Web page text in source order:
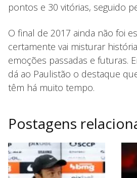
pontos e 30 vitórias, seguido
O final de 2017 ainda não foi
certamente vai misturar
emoções passadas e futuras.
dá ao Paulistão o destaque
têm há muito tempo.
Postagens